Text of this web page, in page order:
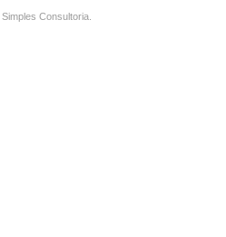
Simples Consultoria